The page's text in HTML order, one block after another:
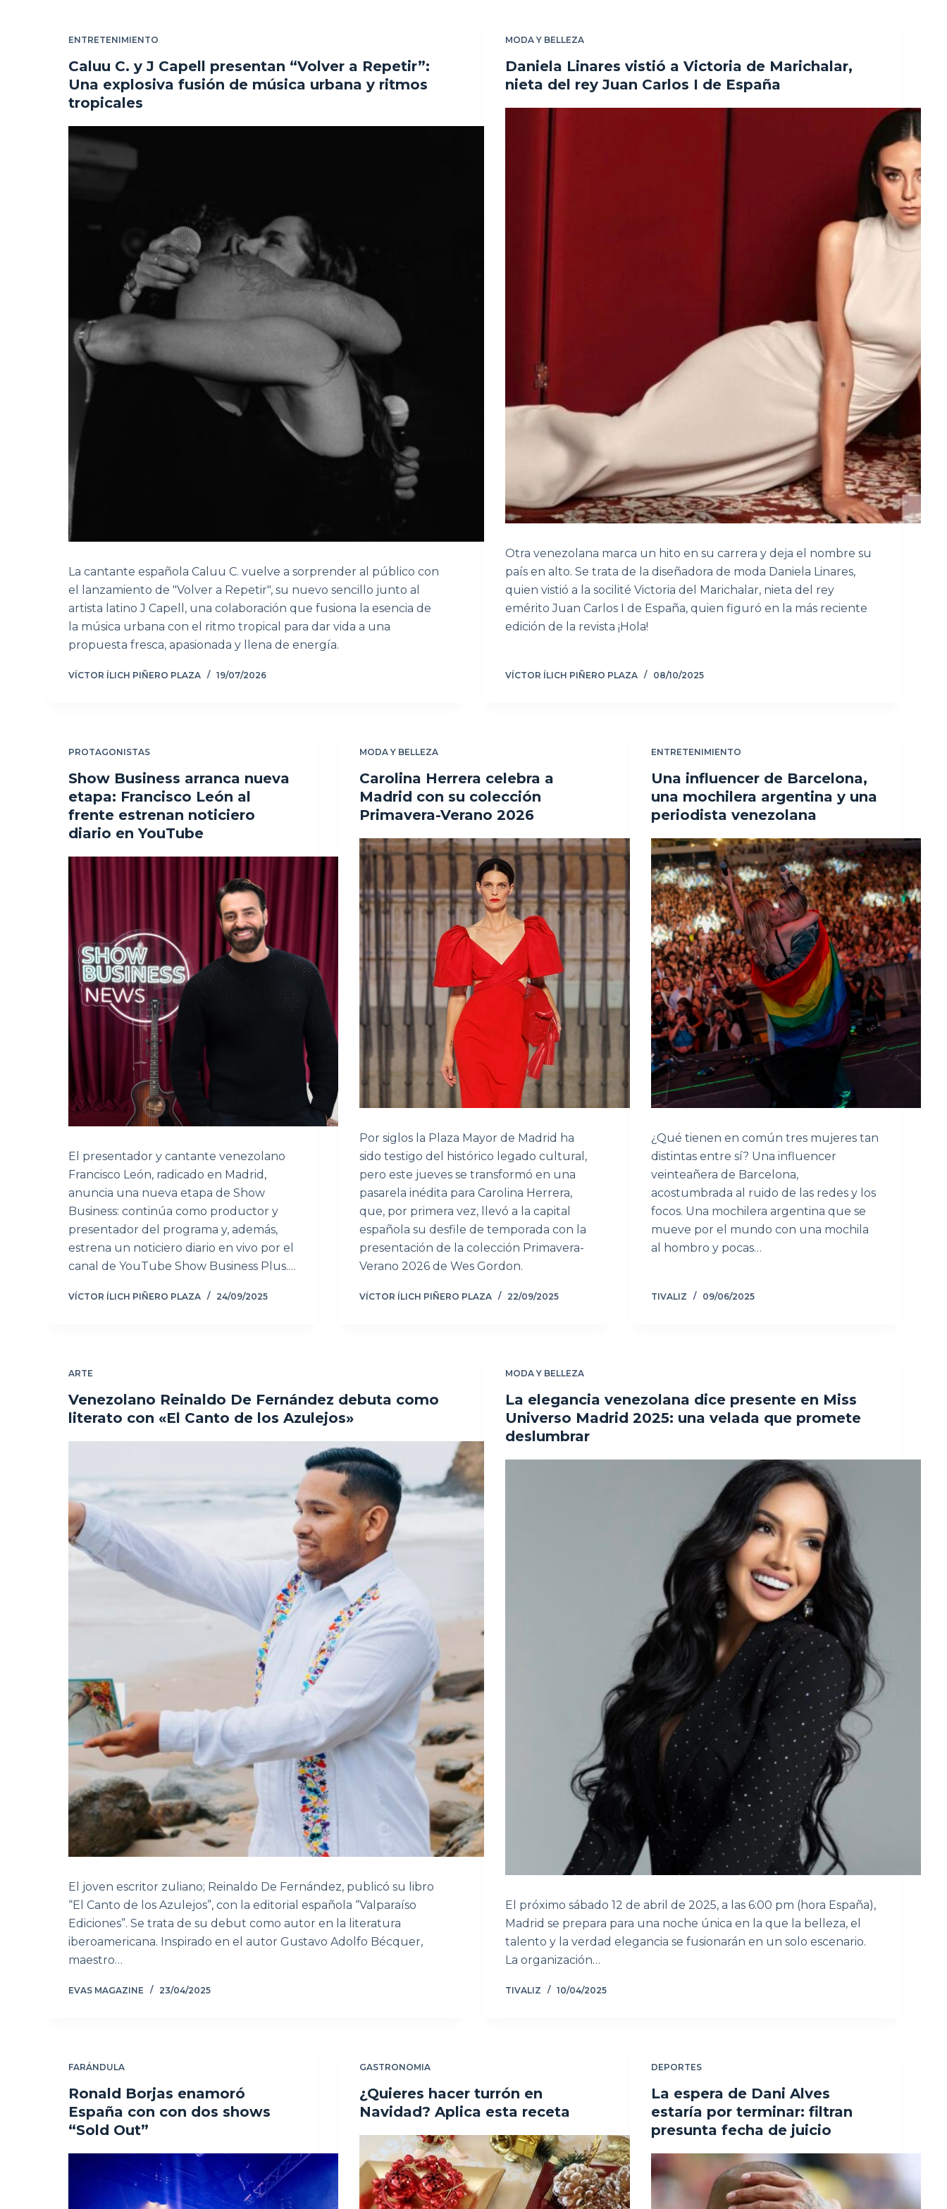
ENTRETENIMIENTO
Caluu C. y J Capell presentan “Volver a Repetir”:
Una explosiva fusión de música urbana y ritmos
tropicales
La cantante española Caluu C. vuelve a sorprender al público con
el lanzamiento de "Volver a Repetir", su nuevo sencillo junto al
artista latino J Capell, una colaboración que fusiona la esencia de
la música urbana con el ritmo tropical para dar vida a una
propuesta fresca, apasionada y llena de energía.
VÍCTOR ÍLICH PIÑERO PLAZA 19/07/2026
MODA Y BELLEZA
Daniela Linares vistió a Victoria de Marichalar,
nieta del rey Juan Carlos I de España
Otra venezolana marca un hito en su carrera y deja el nombre su
país en alto. Se trata de la diseñadora de moda Daniela Linares,
quien vistió a la socilité Victoria del Marichalar, nieta del rey
emérito Juan Carlos I de España, quien figuró en la más reciente
edición de la revista ¡Hola!
VÍCTOR ÍLICH PIÑERO PLAZA 08/10/2025
PROTAGONISTAS
Show Business arranca nueva
etapa: Francisco León al
frente estrenan noticiero
diario en YouTube
El presentador y cantante venezolano
Francisco León, radicado en Madrid,
anuncia una nueva etapa de Show
Business: continúa como productor y
presentador del programa y, además,
estrena un noticiero diario en vivo por el
canal de YouTube Show Business Plus.…
VÍCTOR ÍLICH PIÑERO PLAZA 24/09/2025
MODA Y BELLEZA
Carolina Herrera celebra a
Madrid con su colección
Primavera-Verano 2026
Por siglos la Plaza Mayor de Madrid ha
sido testigo del histórico legado cultural,
pero este jueves se transformó en una
pasarela inédita para Carolina Herrera,
que, por primera vez, llevó a la capital
española su desfile de temporada con la
presentación de la colección Primavera-
Verano 2026 de Wes Gordon.
VÍCTOR ÍLICH PIÑERO PLAZA 22/09/2025
ENTRETENIMIENTO
Una influencer de Barcelona,
una mochilera argentina y una
periodista venezolana
¿Qué tienen en común tres mujeres tan
distintas entre sí? Una influencer
veinteañera de Barcelona,
acostumbrada al ruido de las redes y los
focos. Una mochilera argentina que se
mueve por el mundo con una mochila
al hombro y pocas…
TIVALIZ 09/06/2025
ARTE
Venezolano Reinaldo De Fernández debuta como
literato con «El Canto de los Azulejos»
El joven escritor zuliano; Reinaldo De Fernández, publicó su libro
“El Canto de los Azulejos”, con la editorial española “Valparaíso
Ediciones”. Se trata de su debut como autor en la literatura
iberoamericana. Inspirado en el autor Gustavo Adolfo Bécquer,
maestro…
EVAS MAGAZINE 23/04/2025
MODA Y BELLEZA
La elegancia venezolana dice presente en Miss
Universo Madrid 2025: una velada que promete
deslumbrar
El próximo sábado 12 de abril de 2025, a las 6:00 pm (hora España),
Madrid se prepara para una noche única en la que la belleza, el
talento y la verdad elegancia se fusionarán en un solo escenario.
La organización…
TIVALIZ 10/04/2025
FARÁNDULA
Ronald Borjas enamoró
España con con dos shows
“Sold Out”
GASTRONOMIA
¿Quieres hacer turrón en
Navidad? Aplica esta receta
DEPORTES
La espera de Dani Alves
estaría por terminar: filtran
presunta fecha de juicio